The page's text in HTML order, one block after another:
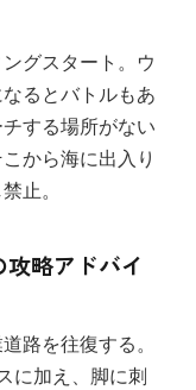
グスタート。ウ
るとバトルもあ
する場所がない
から海に出入り
止。
攻略アドバイ
路を往復する。
に加え、脚に刺